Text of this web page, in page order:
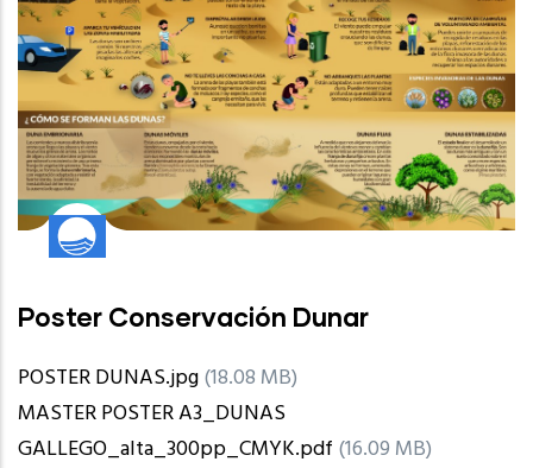
Poster Conservación Dunar
POSTER DUNAS.jpg(18.08 MB)
MASTER POSTER A3_DUNAS
GALLEGO_alta_300pp_CMYK.pdf (16.09 MB)